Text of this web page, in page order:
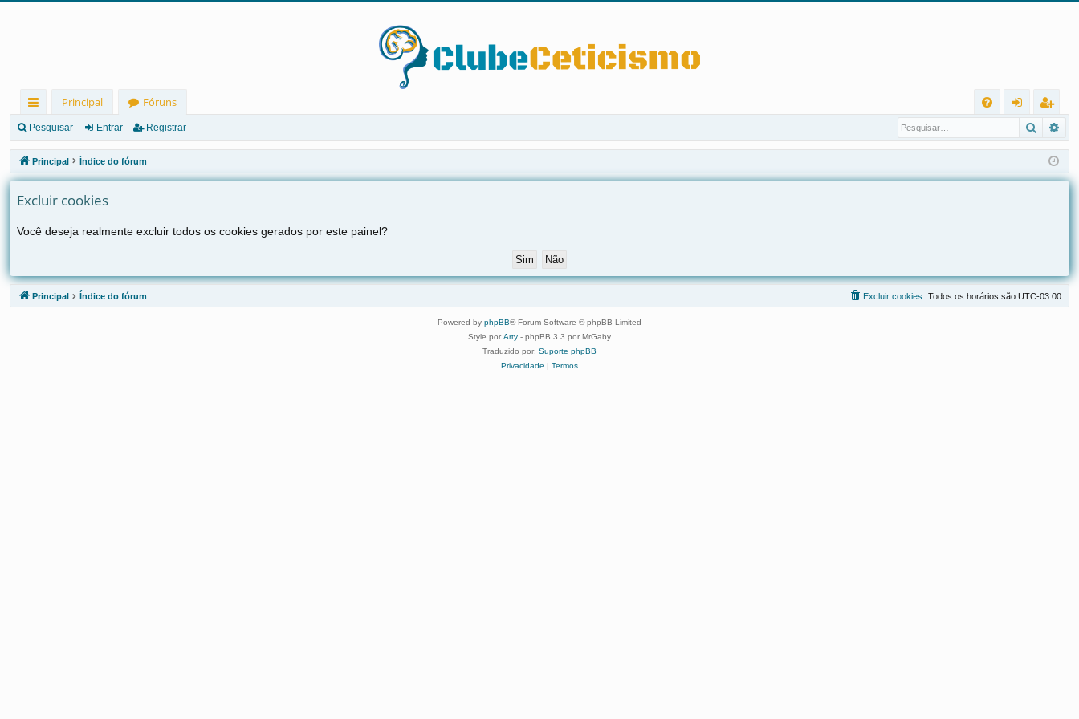
in
ks
rá
pi
d
Principal
Fóruns
Q
ra
r
eg
ist
ra
Pesquisar Entrar Registrar
Principal Índice do fórum
Excluir cookies
Você deseja realmente excluir todos os cookies gerados por este painel?
Principal Índice do fórum Todos os horários são UTC-03:00
Excluir cookies
Powered by phpBB® Forum Software © phpBB Limited
Style por Arty - phpBB 3.3 por MrGaby
Traduzido por: Suporte phpBB
Privacidade
Termos